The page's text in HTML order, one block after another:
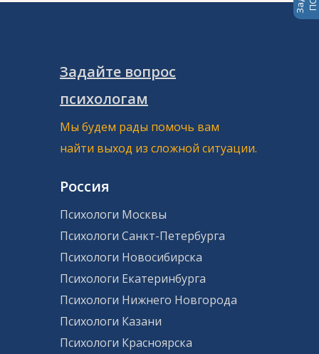
Задайте вопрос
психологам
Мы будем рады помочь вам
найти выход из сложной ситуации.
Россия
Психологи Москвы
Психологи Санкт-Петербурга
Психологи Новосибирска
Психологи Екатеринбурга
Психологи Нижнего Новгорода
Психологи Казани
Психологи Красноярска